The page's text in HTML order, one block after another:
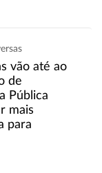
vão até ao
de
Pública
mais
para